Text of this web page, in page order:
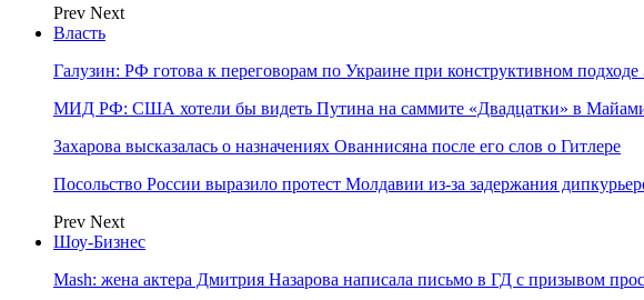
Prev Next
Власть
Галузин: РФ готова к переговорам по Украине при конструктивном подходе
МИД РФ: США хотели бы видеть Путина на саммите «Двадцатки» в
Захарова высказалась о назначениях Ованнисяна после его слов о Гитлере
Посольство России выразило протест Молдавии из-за задержания
Prev Next
Шоу-Бизнес
Mash: жена актера Дмитрия Назарова написала письмо в ГД с призывом